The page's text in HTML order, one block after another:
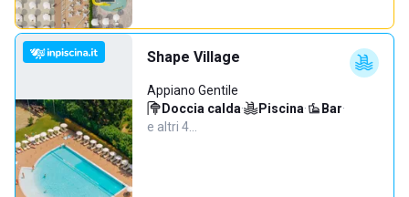
Shape Village
Appiano Gentile
Doccia calda· Piscina· Bar·
e altri 4…